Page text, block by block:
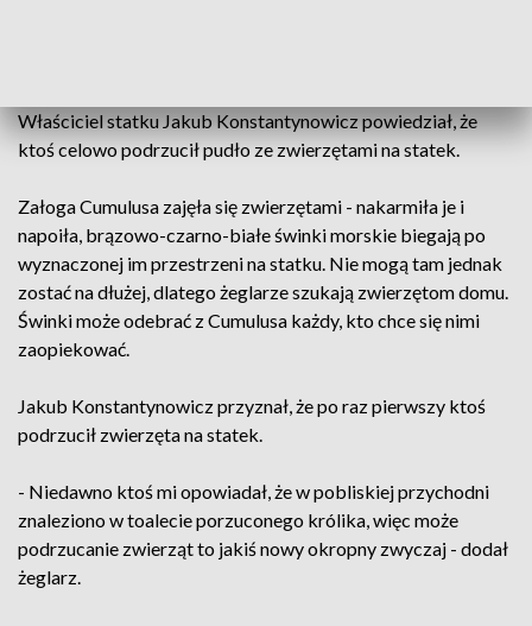
Właściciel statku Jakub Konstantynowicz powiedział, że
ktoś celowo podrzucił pudło ze zwierzętami na statek.
Załoga Cumulusa zajęła się zwierzętami - nakarmiła je i
napoiła, brązowo-czarno-białe świnki morskie biegają po
wyznaczonej im przestrzeni na statku. Nie mogą tam jednak
zostać na dłużej, dlatego żeglarze szukają zwierzętom domu.
Świnki może odebrać z Cumulusa każdy, kto chce się nimi
zaopiekować.
Jakub Konstantynowicz przyznał, że po raz pierwszy ktoś
podrzucił zwierzęta na statek.
- Niedawno ktoś mi opowiadał, że w pobliskiej przychodni
znaleziono w toalecie porzuconego królika, więc może
podrzucanie zwierząt to jakiś nowy okropny zwyczaj - dodał
żeglarz.